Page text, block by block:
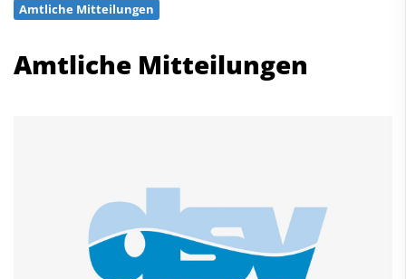
Amtliche Mitteilungen
Amtliche Mitteilungen
Schwimmen
Wasserspringen
Deutscher Schwimm-Verband e.V.
Korbacher Straße 93
D-34132 Kassel